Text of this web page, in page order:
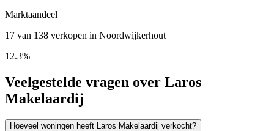
Marktaandeel
17 van 138 verkopen in Noordwijkerhout
12.3%
Veelgestelde vragen over Laros
Makelaardij
Hoeveel woningen heeft Laros Makelaardij verkocht?